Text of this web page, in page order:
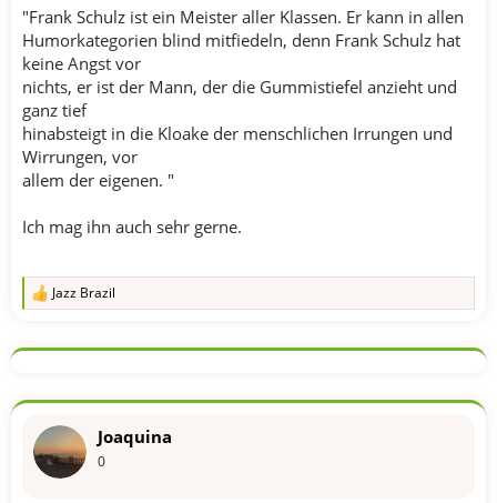
"Frank Schulz ist ein Meister aller Klassen. Er kann in allen
Humorkategorien blind mitfiedeln, denn Frank Schulz hat
keine Angst vor
nichts, er ist der Mann, der die Gummistiefel anzieht und
ganz tief
hinabsteigt in die Kloake der menschlichen Irrungen und
Wirrungen, vor
allem der eigenen. "
Ich mag ihn auch sehr gerne.
R
k
o
e
n
Jazz Brazil
Joaquina
0